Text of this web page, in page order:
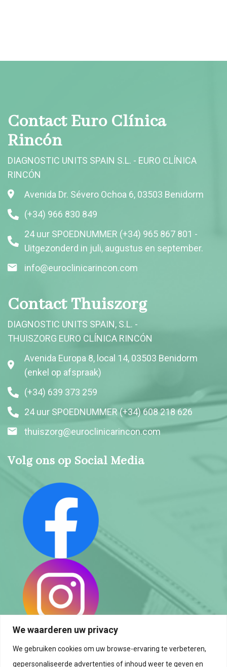
We waarderen uw privacy
We gebruiken cookies om uw browse-ervaring te verbeteren,
gepersonaliseerde advertenties of inhoud weer te geven en
Contact Euro Clínica
Rincón
DIAGNOSTIC UNITS SPAIN S.L. - EURO CLÍNICA
RINCÓN
Avenida Dr. Sévero Ochoa 6, 03503 Benidorm
(+34) 966 830 849
24 uur SPOEDNUMMER (+34) 965 867 801 -
Uitgezonderd in juli, augustus en september.
info@euroclinicarincon.com
Contact Thuiszorg
DIAGNOSTIC UNITS SPAIN, S.L. -
THUISZORG EURO CLÍNICA RINCÓN
Avenida Europa 8, local 14, 03503 Benidorm
(enkel op afspraak)
(+34) 639 373 259
24 uur SPOEDNUMMER (+34) 608 218 626
thuiszorg@euroclinicarincon.com
Volg ons op Social Media
Privacybeleid